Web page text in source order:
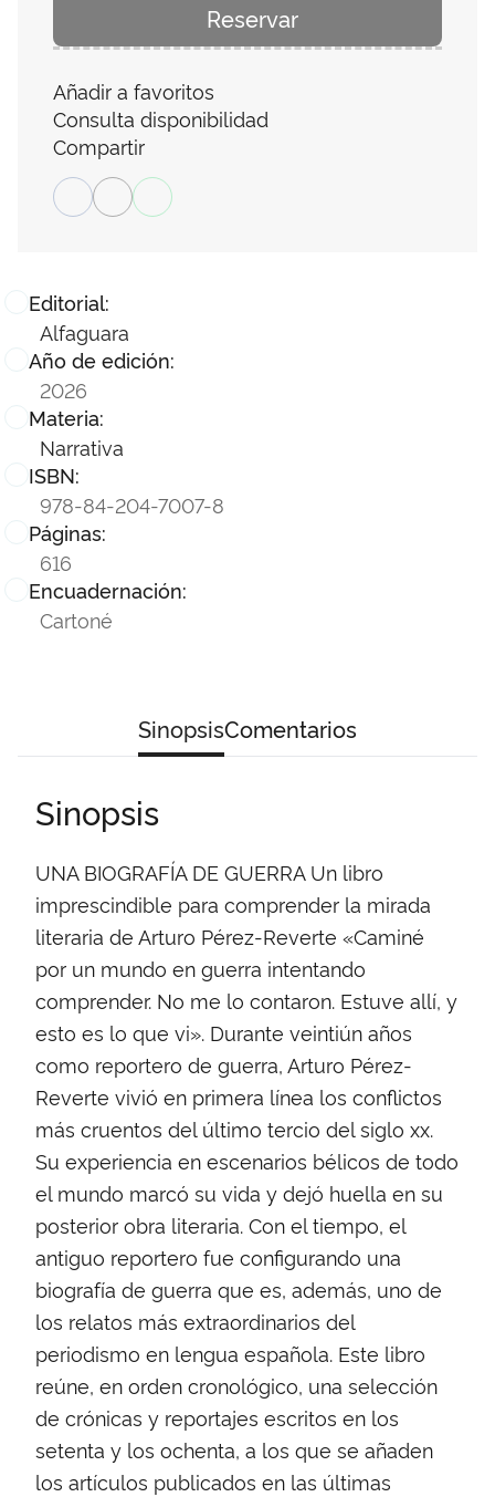
Editorial:
Alfaguara
Año de edición:
2026
Materia:
Narrativa
ISBN:
978-84-204-7007-8
Páginas:
616
Encuadernación:
Cartoné
Reservar
Añadir a favoritos
Consulta disponibilidad
Compartir
SinopsisComentarios
Sinopsis
UNA BIOGRAFÍA DE GUERRA Un libro
imprescindible para comprender la mirada
literaria de Arturo Pérez-Reverte «Caminé
por un mundo en guerra intentando
comprender. No me lo contaron. Estuve allí, y
esto es lo que vi». Durante veintiún años
como reportero de guerra, Arturo Pérez-
Reverte vivió en primera línea los conflictos
más cruentos del último tercio del siglo xx.
Su experiencia en escenarios bélicos de todo
el mundo marcó su vida y dejó huella en su
posterior obra literaria. Con el tiempo, el
antiguo reportero fue configurando una
biografía de guerra que es, además, uno de
los relatos más extraordinarios del
periodismo en lengua española. Este libro
reúne, en orden cronológico, una selección
de crónicas y reportajes escritos en los
setenta y los ochenta, a los que se añaden
los artículos publicados en las últimas